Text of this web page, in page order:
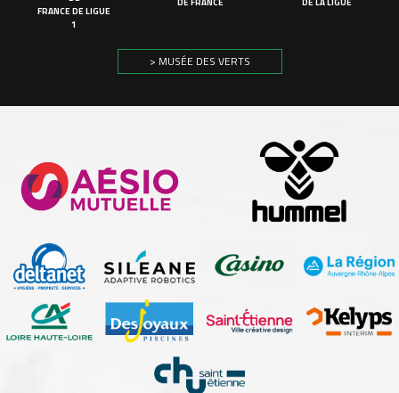
FRANCE DE LIGUE
1
> MUSÉE DES VERTS